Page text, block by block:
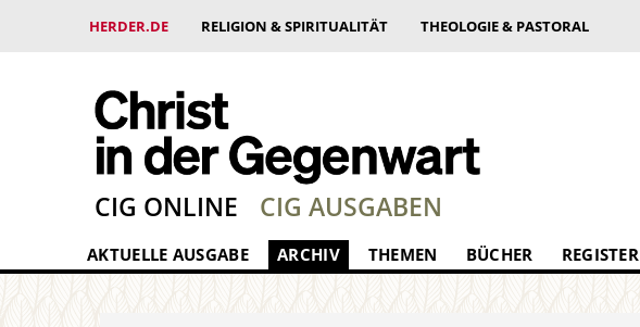
HERDER.DE RELIGION & SPIRITUALITÄT THEOLOGIE & PASTORAL
CIG ONLINE CIG AUSGABEN
AKTUELLE AUSGABE ARCHIV THEMEN BÜCHER REGISTER